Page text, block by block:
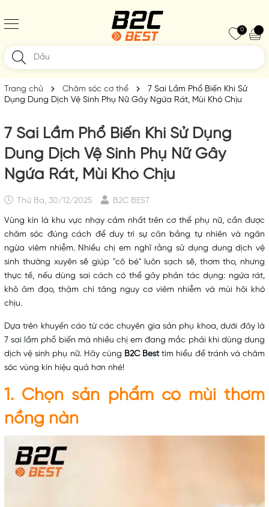
0
Trang chủ Chăm sóc cơ thể
7 Sai Lầm Phổ Biến Khi Sử
Dụng Dung Dịch Vệ Sinh Phụ Nữ Gây Ngứa Rát, Mùi Khó Chịu
7 Sai Lầm Phổ Biến Khi Sử Dụng
Dung Dịch Vệ Sinh Phụ Nữ Gây
Ngứa Rát, Mùi Khó Chịu
Thứ Ba, 30/12/2025 B2C BEST
Vùng kín là khu vực nhạy cảm nhất trên cơ thể phụ nữ, cần được
chăm sóc đúng cách để duy trì sự cân bằng tự nhiên và ngăn
ngừa viêm nhiễm. Nhiều chị em nghĩ rằng sử dụng dung dịch vệ
sinh thường xuyên sẽ giúp "cô bé" luôn sạch sẽ, thơm tho, nhưng
thực tế, nếu dùng sai cách có thể gây phản tác dụng: ngứa rát,
khô âm đạo, thậm chí tăng nguy cơ viêm nhiễm và mùi hôi khó
chịu.
Dựa trên khuyến cáo từ các chuyên gia sản phụ khoa, dưới đây là
7 sai lầm phổ biến mà nhiều chị em đang mắc phải khi dùng dung
dịch vệ sinh phụ nữ. Hãy cùng B2C Besttìm hiểu để tránh và chăm
sóc vùng kín hiệu quả hơn nhé!
1. Chọn sản phẩm có mùi thơm
nồng nàn